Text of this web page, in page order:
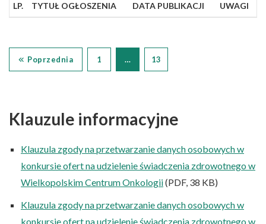
LP. TYTUŁ OGŁOSZENIA DATA PUBLIKACJI UWAGI
Poprzednia 1 … 13
Klauzule informacyjne
Klauzula zgody na przetwarzanie danych osobowych w
konkursie ofert na udzielenie świadczenia zdrowotnego w
Wielkopolskim Centrum Onkologii(PDF, 38 KB)
Klauzula zgody na przetwarzanie danych osobowych w
konkursie ofert na udzielenie świadczenia zdrowotnego w